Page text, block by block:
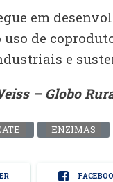
em
uso de
e
– Globo
ENZIMAS